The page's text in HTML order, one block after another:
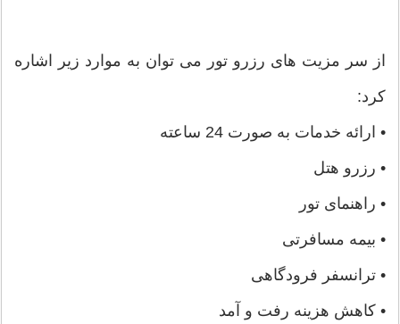
از سر مزیت های رزرو تور می توان به موارد زیر اشاره
کرد:
• ارائه خدمات به صورت 24 ساعته
• رزرو هتل
• راهنمای تور
• بیمه مسافرتی
• ترانسفر فرودگاهی
• کاهش هزینه رفت و آمد